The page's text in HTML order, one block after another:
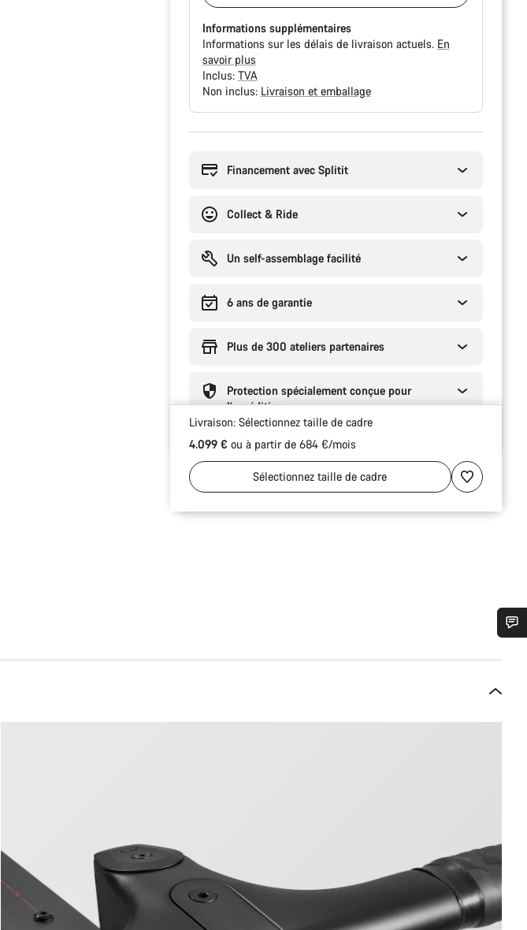
Informations supplémentaires
Informations sur les délais de livraison actuels. En
savoir plus
Inclus: TVA
Non inclus: Livraison et emballage
Financement avec Splitit
Collect & Ride
Un self-assemblage facilité
6 ans de garantie
Plus de 300 ateliers partenaires
Protection spécialement conçue pour
l’expédition
Livraison: Sélectionnez taille de cadre
4.099 € ou à partir de 684 €/mois
Sélectionneztaille de cadre
Besoin d’aide ?
Nos experts du service client vous attendent pour répondre à vos questions.